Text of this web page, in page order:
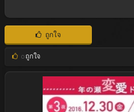
ถูกใจ
0ถูกใจ